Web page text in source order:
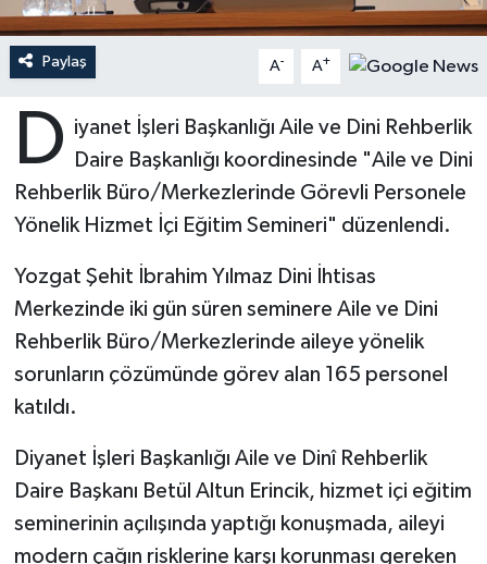
Paylaş A- A+
D iyanet İşleri Başkanlığı Aile ve Dini Rehberlik
Daire Başkanlığı koordinesinde "Aile ve Dini
Rehberlik Büro/Merkezlerinde Görevli Personele
Yönelik Hizmet İçi Eğitim Semineri" düzenlendi.
Yozgat Şehit İbrahim Yılmaz Dini İhtisas
Merkezinde iki gün süren seminere Aile ve Dini
Rehberlik Büro/Merkezlerinde aileye yönelik
sorunların çözümünde görev alan 165 personel
katıldı.
Diyanet İşleri Başkanlığı Aile ve Dinî Rehberlik
Daire Başkanı Betül Altun Erincik, hizmet içi eğitim
seminerinin açılışında yaptığı konuşmada, aileyi
modern çağın risklerine karşı korunması gereken
Bartın Müftülüğü
Bayburt Müftülüğü
Bilecik Müftülüğü
Bitlis Müftülüğü
Bolu Müftülüğü
Bursa Müftülüğü
Çanakkale Müftülüğü
Ramazan
Zekat
DEPREM
Eğitim
Kültür-Sanat
Sağlık
Makaleler
Duyurular
Podcast